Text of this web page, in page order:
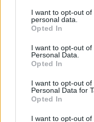
I want to opt-out
personal data.
Opted In
I want to opt-out
Personal Data.
Opted In
I want to opt-out
Personal Data for
Opted In
I want to opt-out of
Λασκούδης Αθανάσιος
Σχετικά Άρθρα
Δήμος Αθηναίων: 43
πράσινες και πιο
5 Αυγούστου 2026
Η FARIA Renewables